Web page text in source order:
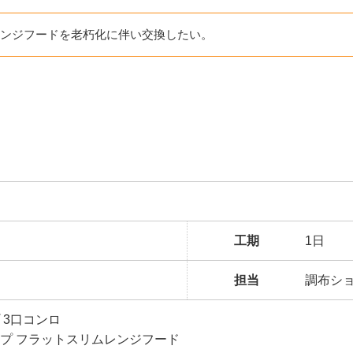
ジフードを老朽化に伴い交換したい。
工期 1日
担当 調布シ
口コンロ
フラットスリムレンジフード